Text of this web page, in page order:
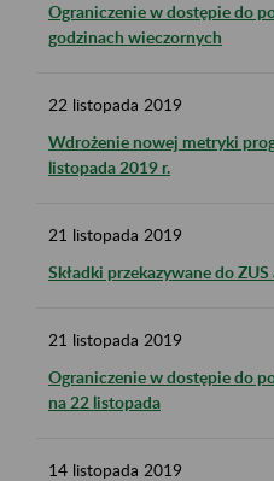
Ograniczenie w dostępie do
godzinach wieczornych
22 listopada 2019
Wdrożenie nowej metryki
listopada 2019 r.
21 listopada 2019
Składki przekazywane do
21 listopada 2019
Ograniczenie w dostępie do
na 22 listopada
14 listopada 2019